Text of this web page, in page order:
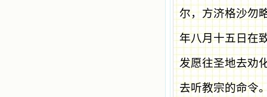
尔，方济格沙勿
年八月十五日在
发愿往圣地去劝
去听教宗的命令